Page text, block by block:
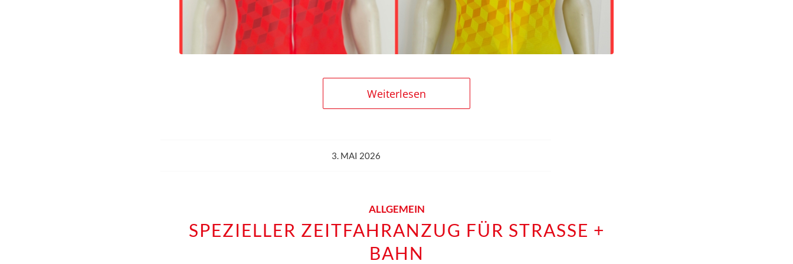
Weiterlesen
3. MAI 2026
ALLGEMEIN
SPEZIELLER ZEITFAHRANZUG FÜR STRASSE +
BAHN